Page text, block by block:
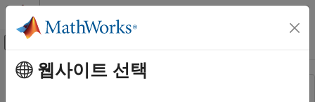
콘텐츠로 바로 가기
오프캔버스 탐색 메뉴 토글
리소스주요 콘텐츠
웹사이트 선택